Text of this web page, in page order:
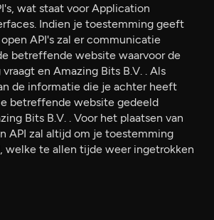
wat staat voor Application
Indien je toestemming geeft
API's zal er communicatie
betreffende website waarvoor de
en Amazing Bits B.V. . Als
de informatie die je achter heeft
betreffende website gedeeld
Bits B.V. . Voor het plaatsen van
API zal altijd om je toestemming
welke te allen tijde weer ingetrokken